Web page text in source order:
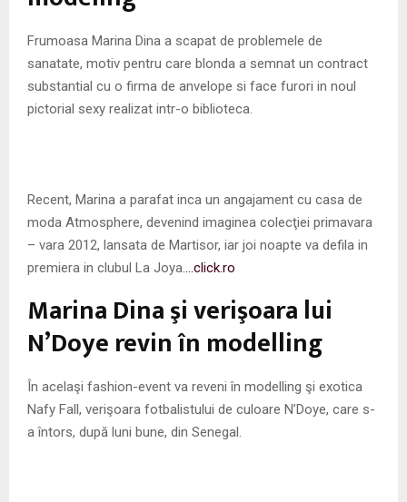
E
N
Frumoasa Marina Dina a scapat de problemele de
sanatate, motiv pentru care blonda a semnat un contract
substantial cu o firma de anvelope si face furori in noul
pictorial sexy realizat intr-o biblioteca.
Recent, Marina a parafat inca un angajament cu casa de
moda Atmosphere, devenind imaginea colecţiei primavara
– vara 2012, lansata de Martisor, iar joi noapte va defila in
premiera in clubul La Joya.
…click.ro
Marina Dina şi verişoara lui
N’Doye revin în modelling
În acelaşi fashion-event va reveni în modelling şi exotica
Nafy Fall, verişoara fotbalistului de culoare N’Doye, care s-
a întors, după luni bune, din Senegal.